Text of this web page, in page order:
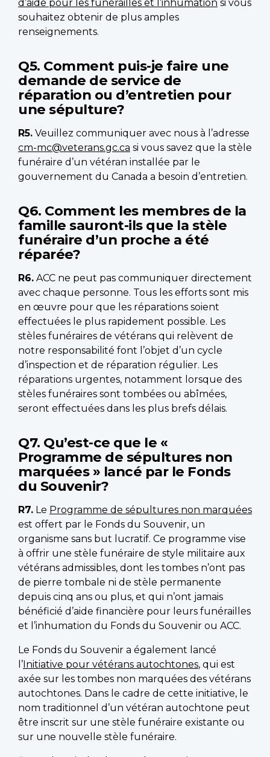
d’aide pour les funérailles et l’inhumation si vous
souhaitez obtenir de plus amples
renseignements.
Q5. Comment puis-je faire une
demande de service de
réparation ou d’entretien pour
une sépulture?
R5. Veuillez communiquer avec nous à l’adresse
cm-mc@veterans.gc.ca si vous savez que la stèle
funéraire d’un vétéran installée par le
gouvernement du Canada a besoin d’entretien.
Q6. Comment les membres de la
famille sauront-ils que la stèle
funéraire d’un proche a été
réparée?
R6. ACC ne peut pas communiquer directement
avec chaque personne. Tous les efforts sont mis
en œuvre pour que les réparations soient
effectuées le plus rapidement possible. Les
stèles funéraires de vétérans qui relèvent de
notre responsabilité font l’objet d’un cycle
d’inspection et de réparation régulier. Les
réparations urgentes, notamment lorsque des
stèles funéraires sont tombées ou abîmées,
seront effectuées dans les plus brefs délais.
Q7. Qu’est-ce que le «
Programme de sépultures non
marquées » lancé par le Fonds
du Souvenir?
R7. Le Programme de sépultures non marquées
est offert par le Fonds du Souvenir, un
organisme sans but lucratif. Ce programme vise
à offrir une stèle funéraire de style militaire aux
vétérans admissibles, dont les tombes n’ont pas
de pierre tombale ni de stèle permanente
depuis cinq ans ou plus, et qui n’ont jamais
bénéficié d’aide financière pour leurs funérailles
et l’inhumation du Fonds du Souvenir ou ACC.
Le Fonds du Souvenir a également lancé
l’ Initiative pour vétérans autochtones, qui est
axée sur les tombes non marquées des vétérans
autochtones. Dans le cadre de cette initiative, le
nom traditionnel d’un vétéran autochtone peut
être inscrit sur une stèle funéraire existante ou
sur une nouvelle stèle funéraire.